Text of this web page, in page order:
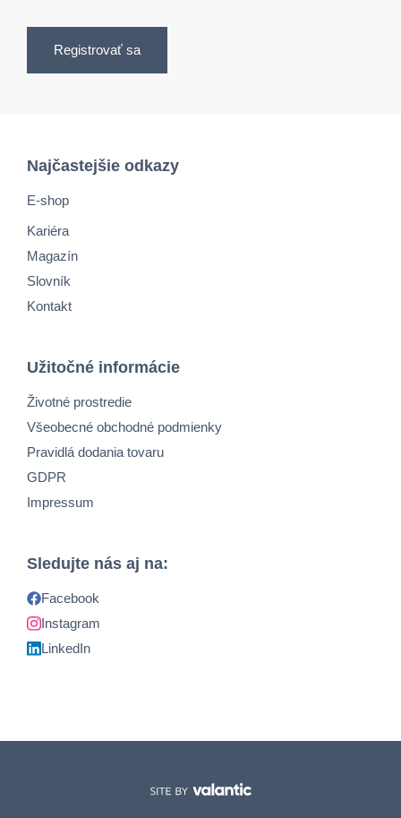
Registrovať sa
Najčastejšie odkazy
E-shop
Kariéra
Magazín
Slovník
Kontakt
Užitočné informácie
Životné prostredie
Všeobecné obchodné podmienky
Pravidlá dodania tovaru
GDPR
Impressum
Sledujte nás aj na:
Facebook
Instagram
LinkedIn